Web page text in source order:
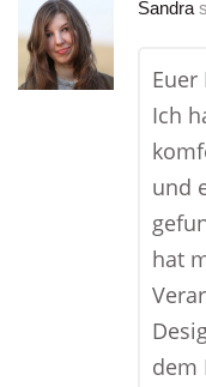
Sandra
Ich
und
hat
dem